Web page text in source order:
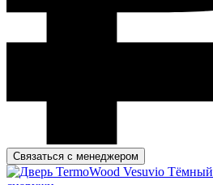
Связаться с менеджером